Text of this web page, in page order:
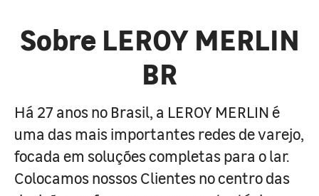
Sobre LEROY MERLIN
BR
Há 27 anos no Brasil, a LEROY MERLIN é
uma das mais importantes redes de varejo,
focada em soluções completas para o lar.
Colocamos nossos Clientes no centro das